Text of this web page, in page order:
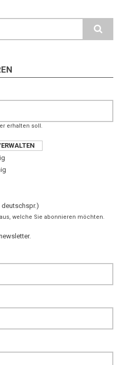
erhalten soll.
deutschspr.)
welche Sie abonnieren möchten.